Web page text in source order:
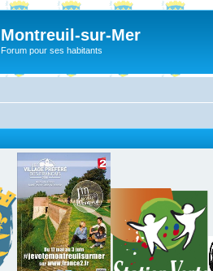
Montreuil-sur-Mer
Forum pour ses habitants